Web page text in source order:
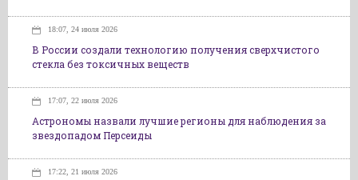
18:07, 24 июля 2026
В России создали технологию получения сверхчистого
стекла без токсичных веществ
17:07, 22 июля 2026
Астрономы назвали лучшие регионы для наблюдения за
звездопадом Персеиды
17:22, 21 июля 2026